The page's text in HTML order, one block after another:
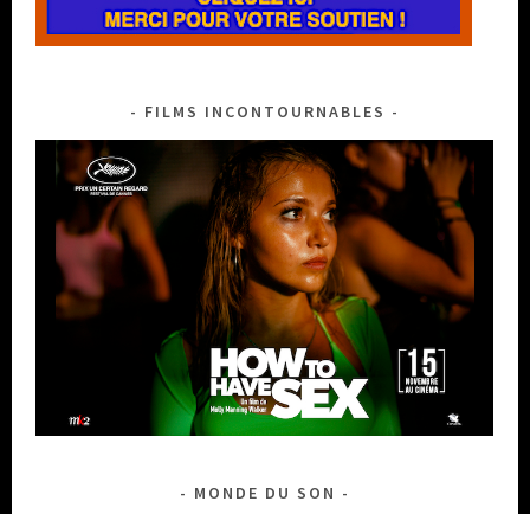
FILMS INCONTOURNABLES
MONDE DU SON